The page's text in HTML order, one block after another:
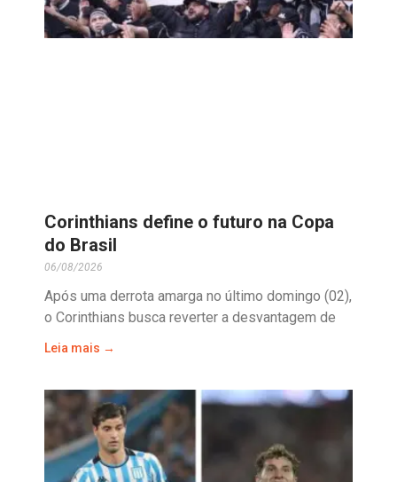
Corinthians define o futuro na Copa
do Brasil
06/08/2026
Após uma derrota amarga no último domingo (02),
o Corinthians busca reverter a desvantagem de
Leia mais →